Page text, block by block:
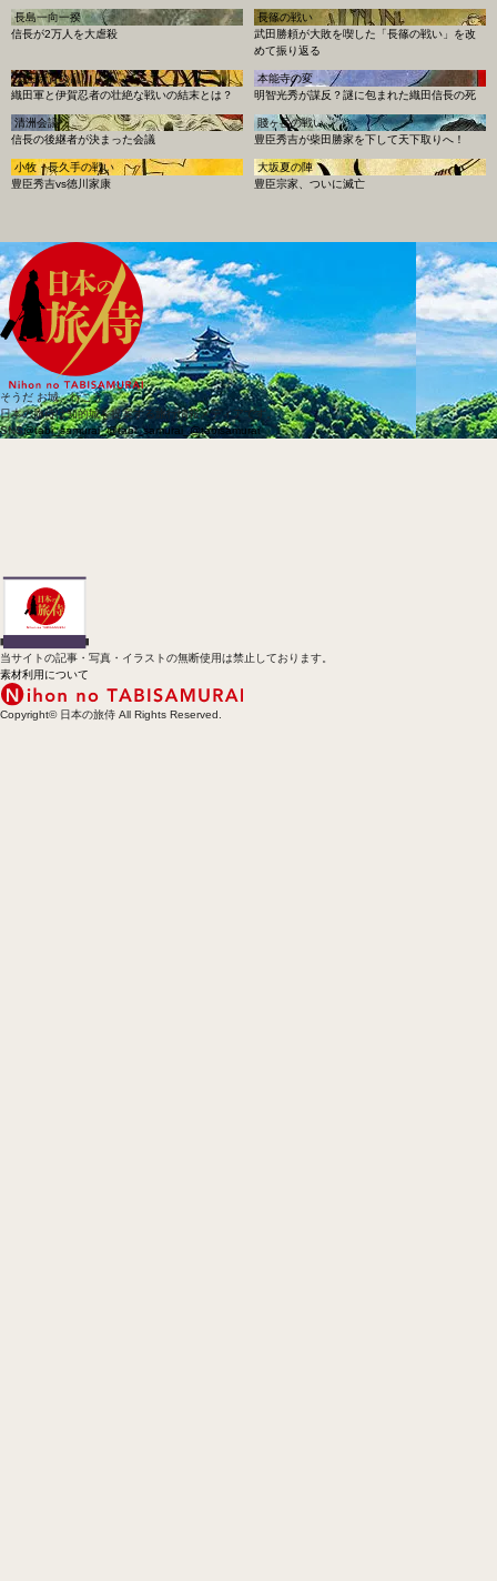
長島一向一揆
信長が2万人を大虐殺
長篠の戦い
武田勝頼が大敗を喫した「長篠の戦い」を改
めて振り返る
天正伊賀の乱
織田軍と伊賀忍者の壮絶な戦いの結末とは？
本能寺の変
明智光秀が謀反？謎に包まれた織田信長の死
清洲会議
信長の後継者が決まった会議
賤ヶ岳の戦い
豊臣秀吉が柴田勝家を下して天下取りへ！
小牧・長久手の戦い
豊臣秀吉vs徳川家康
大坂夏の陣
豊臣宗家、ついに滅亡
そうだ お城、行こう
日本の旅侍は知的城を提案する旅行情報メディアです。
SNS@tabi_samurai_@tabi_samurai_@tabisamurai
当サイトの記事・写真・イラストの無断使用は禁止しております。
素材利用について
Copyright© 日本の旅侍 All Rights Reserved.